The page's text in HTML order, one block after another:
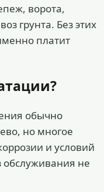
ворота,
грунта. Без этих
платит
обычно
но многое
и условий
не